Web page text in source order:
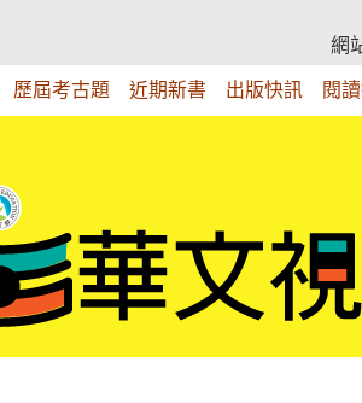
網
歷屆考古題 近期新書 出版快訊 閱